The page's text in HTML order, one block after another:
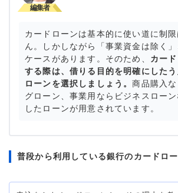
カードローンは基本的に使い道に制
ん。しかしながら「事業資金は除く
ケースがあります。そのため、 カー
する際は、借りる目的を明確にした
ローンを選択しましょう。商品購入
グローン、事業用ならビジネスロー
したローンが用意されています。
普段から利用している銀行のカードロ